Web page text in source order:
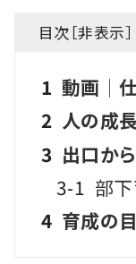
目次［非表示］
1 動画│
2 人の成
3 出口か
3-1 部
4 育成の